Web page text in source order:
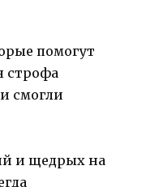
помогут
строфа
смогли
и щедрых на